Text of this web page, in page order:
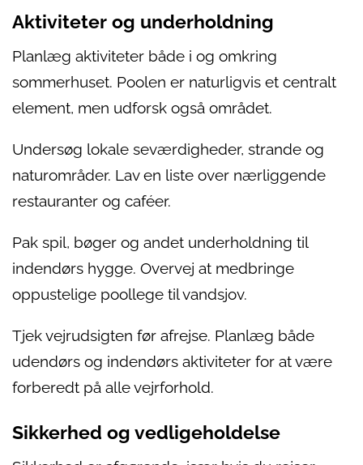
Aktiviteter og underholdning
Planlæg aktiviteter både i og omkring
sommerhuset. Poolen er naturligvis et centralt
element, men udforsk også området.
Undersøg lokale seværdigheder, strande og
naturområder. Lav en liste over nærliggende
restauranter og caféer.
Pak spil, bøger og andet underholdning til
indendørs hygge. Overvej at medbringe
oppustelige poollege til vandsjov.
Tjek vejrudsigten før afrejse. Planlæg både
udendørs og indendørs aktiviteter for at være
forberedt på alle vejrforhold.
Sikkerhed og vedligeholdelse